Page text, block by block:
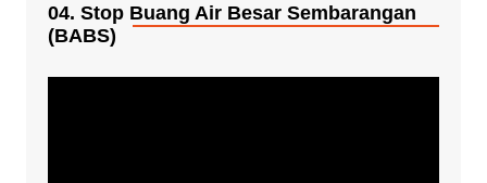
04. Stop Buang Air Besar Sembarangan
(BABS)